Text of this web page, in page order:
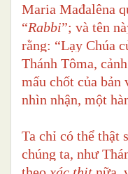
Maria Mađalêna
“Rabbi”; và tên
rằng: “Lạy Chúa
Thánh Tôma,
mấu chốt của
nhìn nhận, một
Ta chỉ có thể thật
chúng ta, như